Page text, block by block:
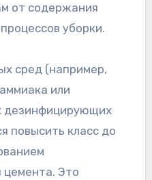
от содержания
уборки.
сред (например,
или
дезинфицирующих
повысить класс до
цемента. Это